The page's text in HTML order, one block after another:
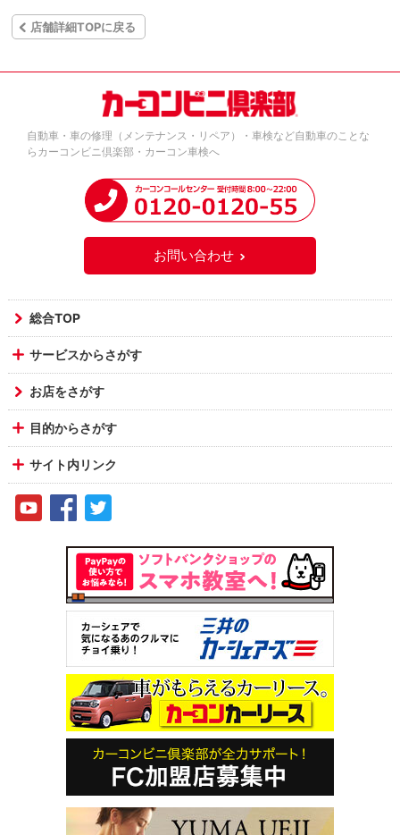
店舗詳細TOPに戻る
自動車・車の修理（メンテナンス・リペア）・車検など自動車のことな
らカーコンビニ倶楽部・カーコン車検へ
お問い合わせ
総合TOP
サービスからさがす
お店をさがす
目的からさがす
サイト内リンク